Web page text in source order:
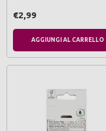
€2,99
AGGIUNGI AL CARRELLO